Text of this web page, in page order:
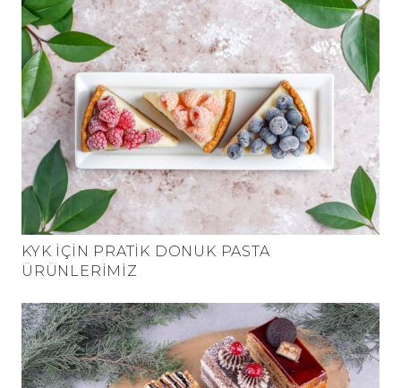
KYK IÇIN PRATIK DONUK PASTA
ÜRÜNLERIMIZ